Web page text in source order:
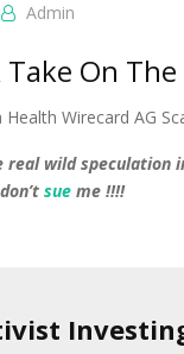
Admin
On
real wild speculation
sue me !!!!